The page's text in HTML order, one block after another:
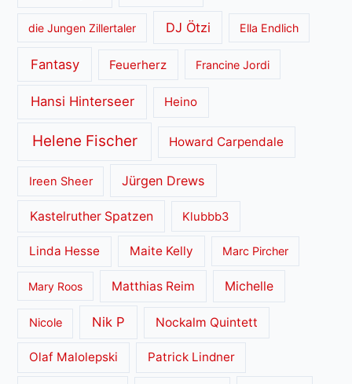
die Jungen Zillertaler DJ Ötzi Ella Endlich
Fantasy Feuerherz Francine Jordi
Hansi Hinterseer Heino
Helene Fischer Howard Carpendale
Ireen Sheer Jürgen Drews
Kastelruther Spatzen Klubbb3
Linda Hesse Maite Kelly Marc Pircher
Mary Roos Matthias Reim Michelle
Nicole Nik P Nockalm Quintett
Olaf Malolepski Patrick Lindner